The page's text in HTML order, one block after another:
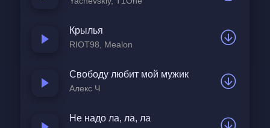
С тобой счастлив навсегда.
Счастье — вместе сквозь года.
С тобой счастлив навсегда.
Крылья
RIOT98, Mealon
Свободу любит мой мужик
Алекс Ч
Не надо ла, ла, ла